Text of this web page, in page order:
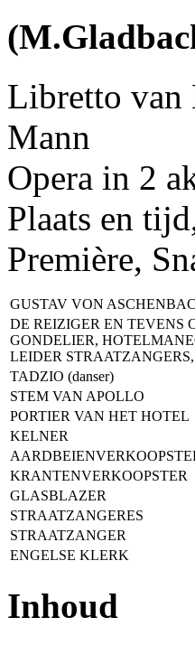
Libretto van
Mann
Opera in 2
Plaats en
Première,
GUSTAV VON
DE REIZIGER EN TEVENS
GONDELIER,
LEIDER
TADZIO (danser)
STEM VAN APOLLO
PORTIER VAN HET HOTEL
KELNER
KRANTENVERKOOPSTER
GLASBLAZER
STRAATZANGERES
STRAATZANGER
ENGELSE KLERK
Inhoud